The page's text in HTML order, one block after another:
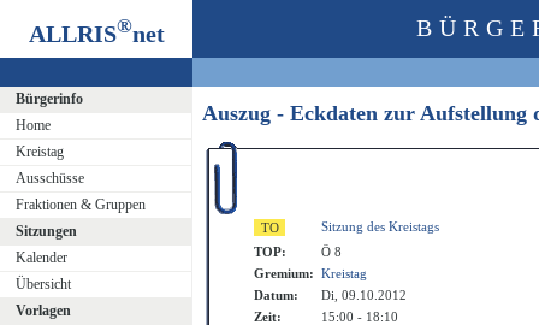
ALLRIS®net
Bürgerinfo
Home
Kreistag
Ausschüsse
Fraktionen & Gruppen
Sitzungen
Kalender
Übersicht
Vorlagen
Auszug - Eckdaten zur Aufstellung
Sitzung des Kreistags
TOP:
Ö 8
Gremium: Kreistag
Datum:
Di, 09.10.2012
Zeit:
15:00 - 18:10